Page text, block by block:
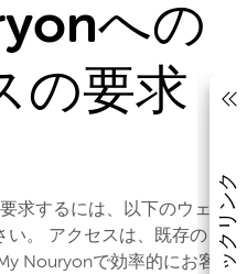
への
の要求
クイックリンク
求するには、以下のウェ
い。 アクセスは、既存の
Nouryonで効率的にお客